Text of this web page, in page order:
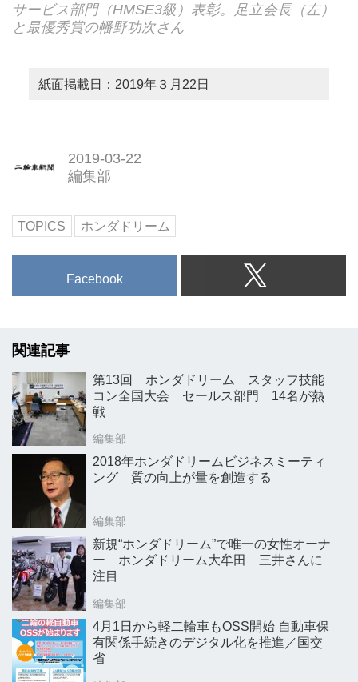
サービス部門（HMSE3級）表彰。足立会長（左）
と最優秀賞の幡野功次さん
紙面掲載日：2019年３月22日
2019-03-22
編集部
TOPICS ホンダドリーム
Facebook
関連記事
第13回 ホンダドリーム スタッフ技能
コン全国大会 セールス部門 14名が熱
戦
編集部
2018年ホンダドリームビジネスミーティ
ング 質の向上が量を創造する
編集部
新規“ホンダドリーム”で唯一の女性オーナ
ー ホンダドリーム大牟田 三井さんに
注目
編集部
4月1日から軽二輪車もOSS開始 自動車保
有関係手続きのデジタル化を推進／国交
省